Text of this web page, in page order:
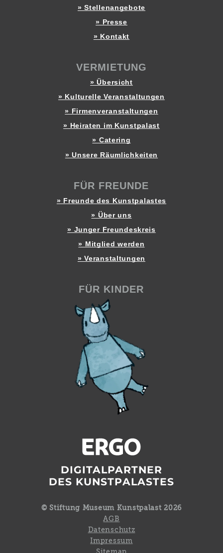
» Stellenangebote
» Presse
» Kontakt
VERMIETUNG
» Übersicht
» Kulturelle Veranstaltungen
» Firmenveranstaltungen
» Heiraten im Kunstpalast
» Catering
» Unsere Räumlichkeiten
FÜR FREUNDE
» Freunde des Kunstpalastes
» Über uns
» Junger Freundeskreis
» Mitglied werden
» Veranstaltungen
FÜR KINDER
DIGITALPARTNER
DES KUNSTPALASTES
© Stiftung Museum Kunstpalast 2026
AGB
Datenschutz
Impressum